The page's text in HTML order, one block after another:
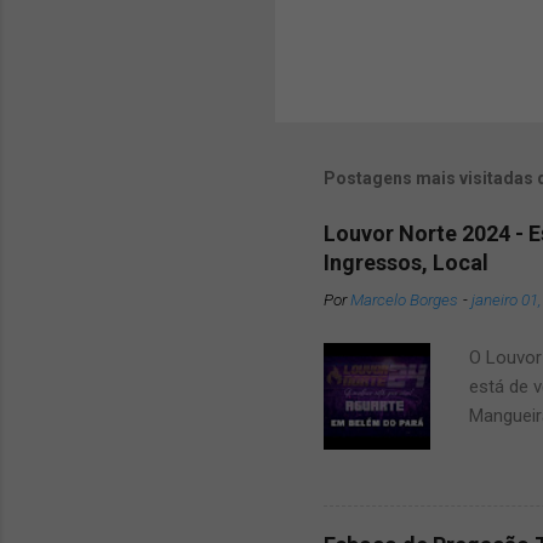
Postagens mais visitadas
Louvor Norte 2024 -
Ingressos, Local
PorMarcelo Borges -janeiro
O
está de
amigos